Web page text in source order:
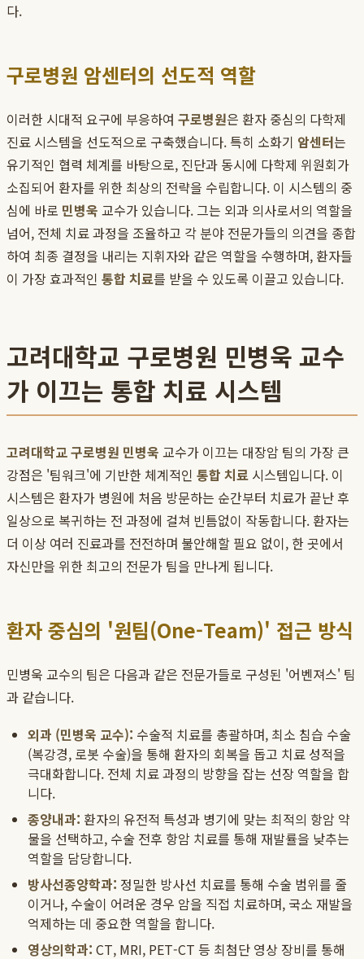
다.
구로병원 암센터의 선도적 역할
이러한 시대적 요구에 부응하여 구로병원은 환자 중심의 다학제
진료 시스템을 선도적으로 구축했습니다. 특히 소화기 암센터는
유기적인 협력 체계를 바탕으로, 진단과 동시에 다학제 위원회가
소집되어 환자를 위한 최상의 전략을 수립합니다. 이 시스템의 중
심에 바로 민병욱 교수가 있습니다. 그는 외과 의사로서의 역할을
넘어, 전체 치료 과정을 조율하고 각 분야 전문가들의 의견을 종합
하여 최종 결정을 내리는 지휘자와 같은 역할을 수행하며, 환자들
이 가장 효과적인 통합 치료를 받을 수 있도록 이끌고 있습니다.
고려대학교 구로병원 민병욱 교수
가 이끄는 통합 치료 시스템
고려대학교 구로병원 민병욱 교수가 이끄는 대장암 팀의 가장 큰
강점은 '팀워크'에 기반한 체계적인 통합 치료 시스템입니다. 이
시스템은 환자가 병원에 처음 방문하는 순간부터 치료가 끝난 후
일상으로 복귀하는 전 과정에 걸쳐 빈틈없이 작동합니다. 환자는
더 이상 여러 진료과를 전전하며 불안해할 필요 없이, 한 곳에서
자신만을 위한 최고의 전문가 팀을 만나게 됩니다.
환자 중심의 '원팀(One-Team)' 접근 방식
민병욱 교수의 팀은 다음과 같은 전문가들로 구성된 '어벤져스' 팀
과 같습니다.
외과 (민병욱 교수): 수술적 치료를 총괄하며, 최소 침습 수술
(복강경, 로봇 수술)을 통해 환자의 회복을 돕고 치료 성적을
극대화합니다. 전체 치료 과정의 방향을 잡는 선장 역할을 합
니다.
종양내과: 환자의 유전적 특성과 병기에 맞는 최적의 항암 약
물을 선택하고, 수술 전후 항암 치료를 통해 재발률을 낮추는
역할을 담당합니다.
방사선종양학과: 정밀한 방사선 치료를 통해 수술 범위를 줄
이거나, 수술이 어려운 경우 암을 직접 치료하며, 국소 재발을
억제하는 데 중요한 역할을 합니다.
영상의학과: CT, MRI, PET-CT 등 최첨단 영상 장비를 통해